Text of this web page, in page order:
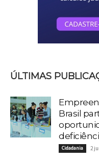
ÚLTIMAS
Brasil
Cidadania 2